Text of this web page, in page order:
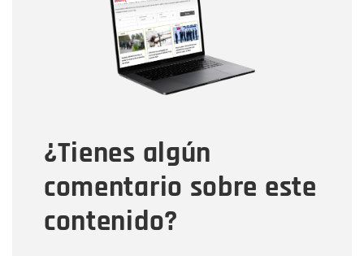
¿Tienes algún
comentario sobre este
contenido?
Correo electrónico
Tipo de comentario
Mensaje